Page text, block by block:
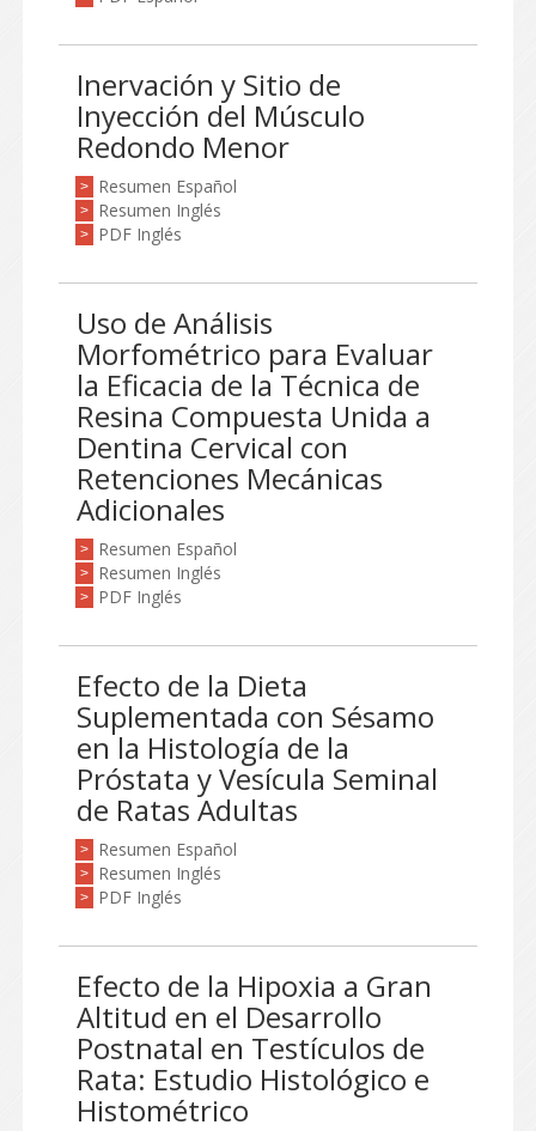
Inervación y Sitio de
Inyección del Músculo
Redondo Menor
> Resumen Español
> Resumen Inglés
> PDF Inglés
Uso de Análisis
Morfométrico para Evaluar
la Eficacia de la Técnica de
Resina Compuesta Unida a
Dentina Cervical con
Retenciones Mecánicas
Adicionales
> Resumen Español
> Resumen Inglés
> PDF Inglés
Efecto de la Dieta
Suplementada con Sésamo
en la Histología de la
Próstata y Vesícula Seminal
de Ratas Adultas
> Resumen Español
> Resumen Inglés
> PDF Inglés
Efecto de la Hipoxia a Gran
Altitud en el Desarrollo
Postnatal en Testículos de
Rata: Estudio Histológico e
Histométrico